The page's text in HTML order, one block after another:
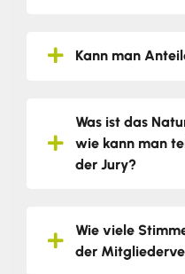
Kann man
Was ist das
wie kann man
der Jury?
Wie viele
der